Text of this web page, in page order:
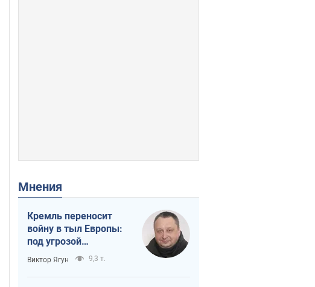
Мнения
Кремль переносит
войну в тыл Европы:
под угрозой
критическая
логистика
Виктор Ягун 9,3 т.